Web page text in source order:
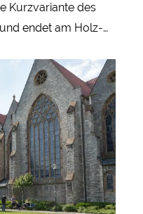
Kurzvariante des
endet am Holz-